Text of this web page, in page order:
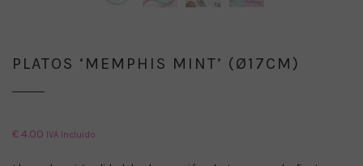
PLATOS ‘MEMPHIS MINT’ (Ø17CM)
€4.00 IVA Incluido